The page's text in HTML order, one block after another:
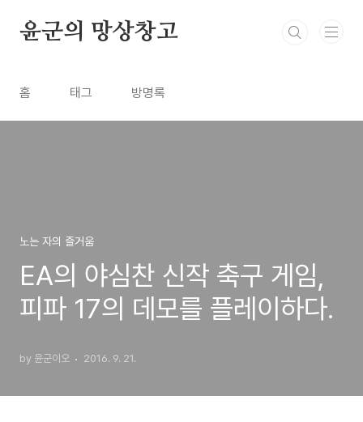
윤군의 망상창고
홈 태그 방명록
노는 자의 즐거움
EA의 야심찬 신작 축구 게임,
피파 17의 데모를 플레이하다.
by 윤군이오 2016. 9. 21.